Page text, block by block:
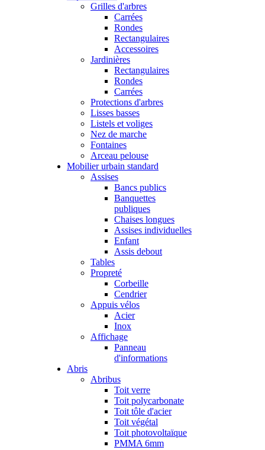
Grilles d'arbres
Carrées
Rondes
Rectangulaires
Accessoires
Jardinières
Rectangulaires
Rondes
Carrées
Protections d'arbres
Lisses basses
Listels et voliges
Nez de marche
Fontaines
Arceau pelouse
Mobilier urbain standard
Assises
Bancs publics
Banquettes
publiques
Chaises longues
Assises individuelles
Enfant
Assis debout
Tables
Propreté
Corbeille
Cendrier
Appuis vélos
Acier
Inox
Affichage
Panneau
d'informations
Abris
Abribus
Toit verre
Toit polycarbonate
Toit tôle d'acier
Toit végétal
Toit photovoltaïque
PMMA 6mm